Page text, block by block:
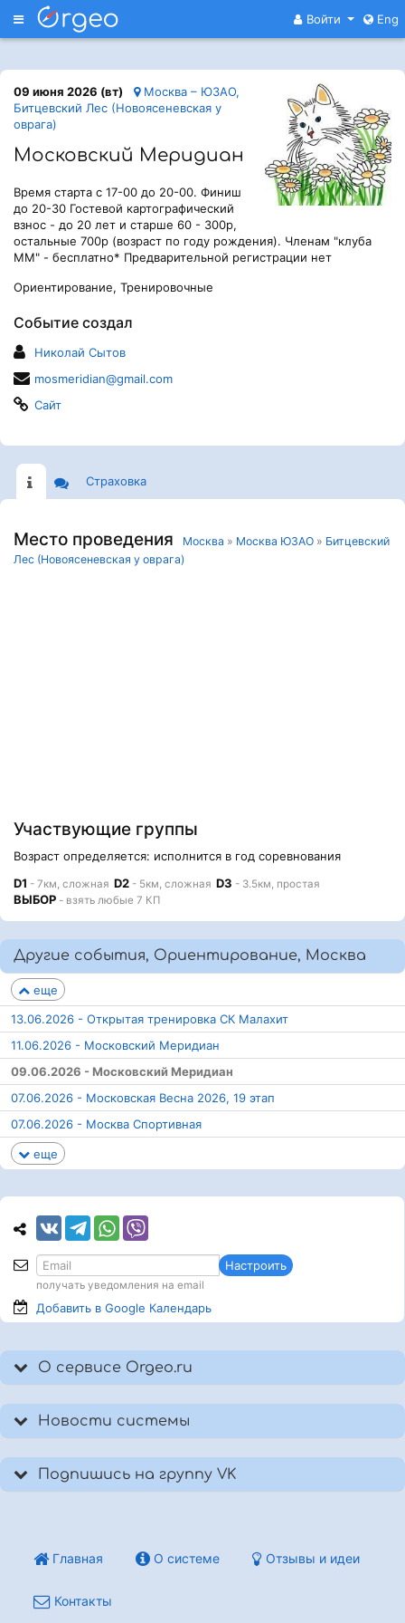
Меню Войти Eng
09 июня 2026 (вт)
Москва – ЮЗАО,
Битцевский Лес (Новоясеневская у
оврага)
Московский Меридиан
Время старта с 17-00 до 20-00. Финиш
до 20-30 Гостевой картографический
взнос - до 20 лет и старше 60 - 300р,
остальные 700р (возраст по году рождения). Членам "клуба
ММ" - бесплатно* Предварительной регистрации нет
Ориентирование, Тренировочные
Событие создал
Николай Сытов
mosmeridian@gmail.com
Сайт
Страховка
Место проведения Москва » Москва ЮЗАО » Битцевский
Лес (Новоясеневская у оврага)
Участвующие группы
Возраст определяется: исполнится в год соревнования
D1 - 7км, сложная D2 - 5км, сложная D3 - 3.5км, простая
ВЫБОР - взять любые 7 КП
Другие события, Ориентирование, Москва
еще
13.06.2026 - Открытая тренировка СК Малахит
11.06.2026 - Московский Меридиан
09.06.2026 - Московский Меридиан
07.06.2026 - Московская Весна 2026, 19 этап
07.06.2026 - Москва Спортивная
еще
Настроить
получать уведомления на email
Добавить в Google Календарь
О сервисе Orgeo.ru
Новости системы
Подпишись на группу VK
Главная О системе Отзывы и идеи
Контакты